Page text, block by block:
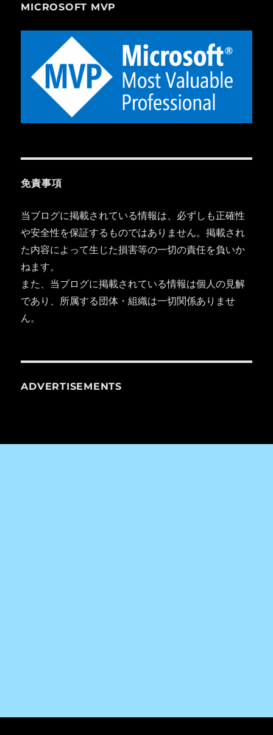
MICROSOFT MVP
免責事項
当ブログに掲載されている情報は、必ずしも正確性
や安全性を保証するものではありません。掲載され
た内容によって生じた損害等の一切の責任を負いか
ねます。
また、当ブログに掲載されている情報は個人の見解
であり、所属する団体・組織は一切関係ありませ
ん。
ADVERTISEMENTS